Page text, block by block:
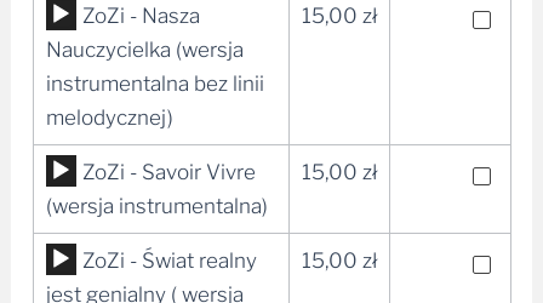
Odtwarzacz
plików
dźwiękowych
ZoZi - Nasza
Nauczycielka (wersja
instrumentalna bez linii
melodycznej)
15,00 zł
Odtwarzacz
plików
dźwiękowych
ZoZi - Savoir Vivre
(wersja instrumentalna)
15,00 zł
Odtwarzacz
plików
ZoZi - Świat realny
jest genialny ( wersja
15,00 zł